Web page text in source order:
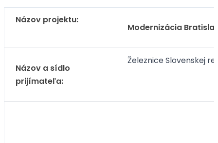
Názov projektu:
Modernizácia
Názov a sídlo
prijímateľa:
Železnice Slovenskej